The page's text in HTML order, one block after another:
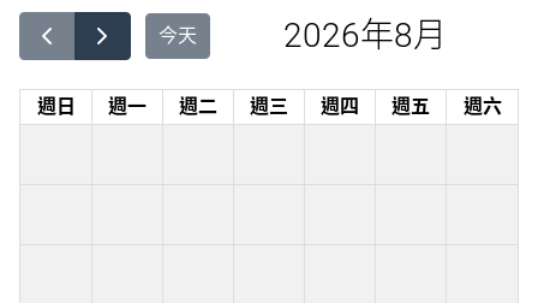
今天 2026年8月
週日 週一 週二 週三 週四 週五 週六